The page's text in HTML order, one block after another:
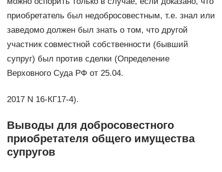
приобретатель был недобросовестным, т.е. знал или
заведомо должен был знать о том, что другой
участник совместной собственности (бывший
супруг) был против сделки (Определение
Верховного Суда РФ от 25.04.
2017 N 16-КГ17-4).
Выводы для добросовестного
приобретателя общего имущества
супругов